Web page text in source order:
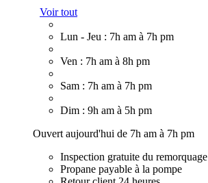
Voir tout
Lun - Jeu : 7h am à 7h pm
Ven : 7h am à 8h pm
Sam : 7h am à 7h pm
Dim : 9h am à 5h pm
Ouvert aujourd'hui de 7h am à 7h pm
Inspection gratuite du remorquage
Propane payable à la pompe